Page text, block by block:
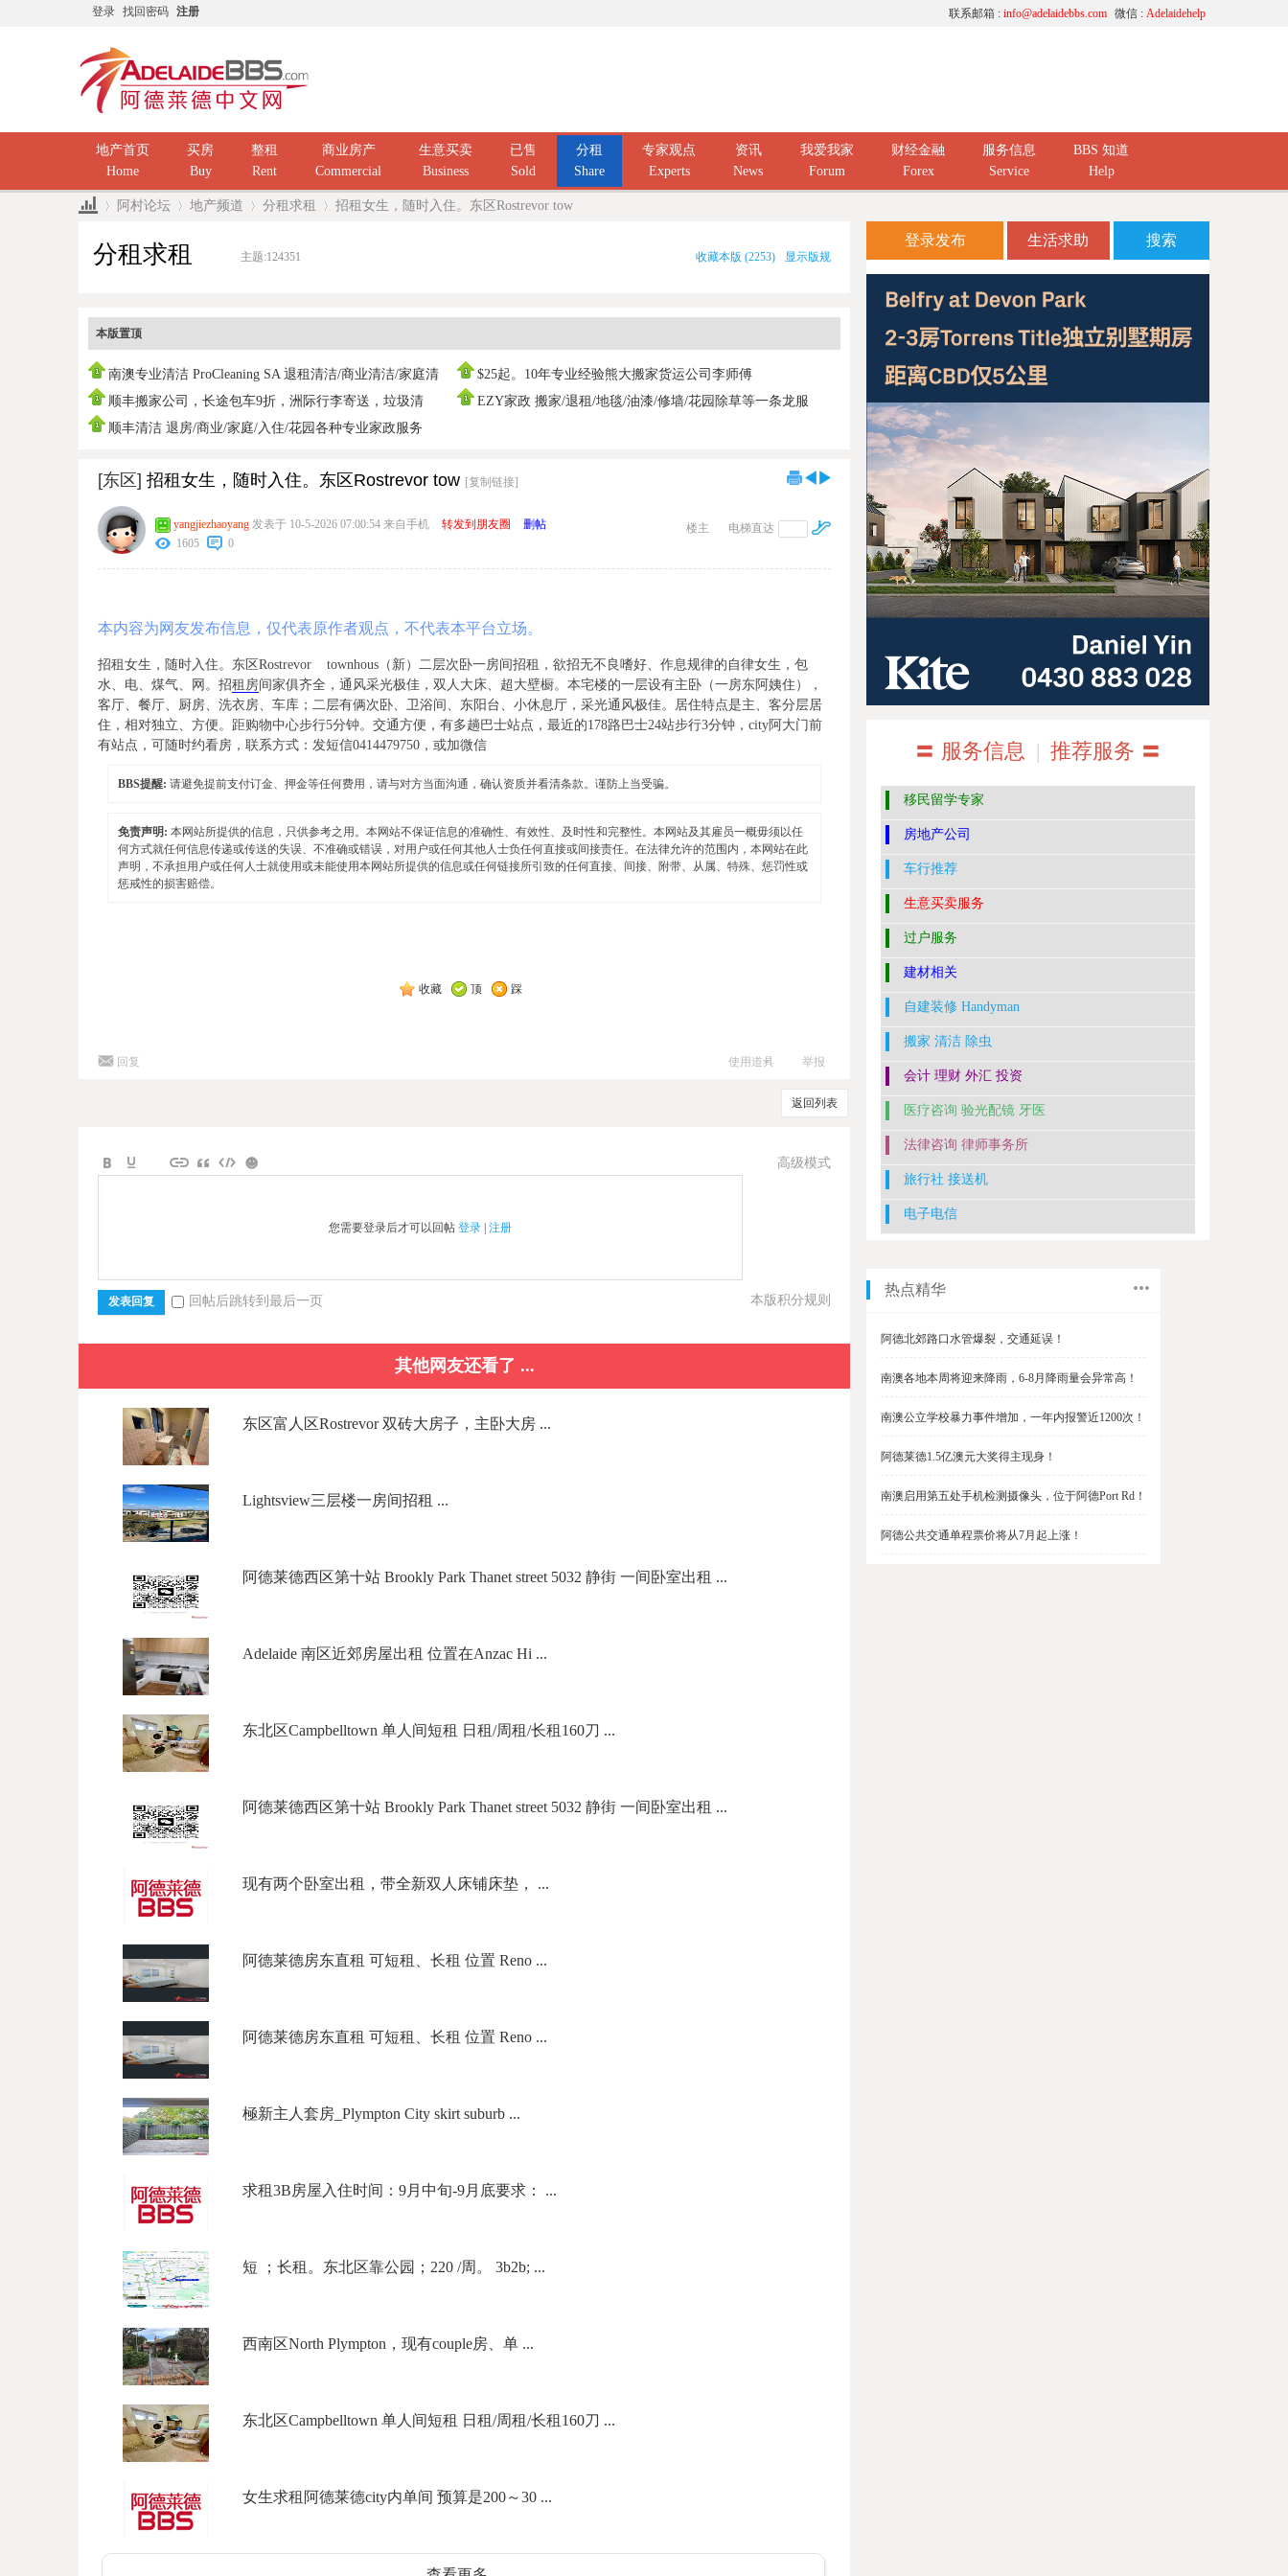
登录 找回密码 注册 微信 : Adelaidehelp
联系邮箱 : info@adelaidebbs.com
地产首页
Home
买房
Buy
整租
Rent
商业房产
Commercial
生意买卖
Business
已售
Sold
分租
Share
专家观点
Experts
资讯
News
我爱我家
Forum
财经金融
Forex
服务信息
Service
BBS 知道
Help
阿村论坛 地产频道 分租求租 招租女生，随时入住。东区Rostrevor tow
分租求租 主题:124351 显示版规
收藏本版 (2253)
本版置顶
南澳专业清洁 ProCleaning SA 退租清洁/商业清洁/家庭清
洁/ 民
$25起。10年专业经验熊大搬家货运公司李师傅
0437666808，寄存打
顺丰搬家公司，长途包车9折，洲际行李寄送，垃圾清
运，中国海运
EZY家政 搬家/退租/地毯/油漆/修墙/花园除草等一条龙服
顺丰清洁 退房/商业/家庭/入住/花园各种专业家政服务
[东区] 招租女生，随时入住。东区Rostrevor tow [复制链接]
电梯直达
楼主
yangjiezhaoyang 发表于 10-5-2026 07:00:54 来自手机 转发到朋友圈
删帖
1605
0
本内容为网友发布信息，仅代表原作者观点，不代表本平台立场。
招租女生，随时入住。东区Rostrevor townhous（新）二层次卧一房间招租，欲招无不良嗜好、作息规律的自律女生，包
水、电、煤气、网。招租房间家俱齐全，通风采光极佳，双人大床、超大壁橱。本宅楼的一层设有主卧（一房东阿姨住），
客厅、餐厅、厨房、洗衣房、车库；二层有俩次卧、卫浴间、东阳台、小休息厅，采光通风极佳。居住特点是主、客分层居
住，相对独立、方便。距购物中心步行5分钟。交通方便，有多趟巴士站点，最近的178路巴士24站步行3分钟，city阿大门前
有站点，可随时约看房，联系方式：发短信0414479750，或加微信
BBS提醒: 请避免提前支付订金、押金等任何费用，请与对方当面沟通，确认资质并看清条款。谨防上当受骗。
免责声明: 本网站所提供的信息，只供参考之用。本网站不保证信息的准确性、有效性、及时性和完整性。本网站及其雇员一概毋须以任
何方式就任何信息传递或传送的失误、不准确或错误，对用户或任何其他人士负任何直接或间接责任。在法律允许的范围内，本网站在此
声明，不承担用户或任何人士就使用或未能使用本网站所提供的信息或任何链接所引致的任何直接、间接、附带、从属、特殊、惩罚性或
惩戒性的损害赔偿。
收藏 顶 踩
回复 使用道具 举报
返回列表
高级模式
您需要登录后才可以回帖 登录 | 注册
本版积分规则
发表回复 回帖后跳转到最后一页
其他网友还看了 ...
东区富人区Rostrevor 双砖大房子，主卧大房 ...
Lightsview三层楼一房间招租 ...
阿德莱德西区第十站 Brookly Park Thanet street 5032 静街 一间卧室出租 ...
Adelaide 南区近郊房屋出租 位置在Anzac Hi ...
东北区Campbelltown 单人间短租 日租/周租/长租160刀 ...
阿德莱德西区第十站 Brookly Park Thanet street 5032 静街 一间卧室出租 ...
现有两个卧室出租，带全新双人床铺床垫， ...
阿德莱德房东直租 可短租、长租 位置 Reno ...
阿德莱德房东直租 可短租、长租 位置 Reno ...
極新主人套房_Plympton City skirt suburb ...
求租3B房屋入住时间：9月中旬-9月底要求： ...
短 ；长租。东北区靠公园；220 /周。 3b2b; ...
西南区North Plympton，现有couple房、单 ...
东北区Campbelltown 单人间短租 日租/周租/长租160刀 ...
女生求租阿德莱德city内单间 预算是200～30 ...
登录发布 生活求助 搜索
〓 服务信息 | 推荐服务 〓
移民留学专家
房地产公司
车行推荐
生意买卖服务
过户服务
建材相关
自建装修 Handyman
搬家 清洁 除虫
会计 理财 外汇 投资
医疗咨询 验光配镜 牙医
法律咨询 律师事务所
旅行社 接送机
电子电信
热点精华
阿德北郊路口水管爆裂，交通延误！
南澳各地本周将迎来降雨，6-8月降雨量会异常高！
南澳公立学校暴力事件增加，一年内报警近1200次！
阿德莱德1.5亿澳元大奖得主现身！
南澳启用第五处手机检测摄像头，位于阿德Port Rd！
阿德公共交通单程票价将从7月起上涨！